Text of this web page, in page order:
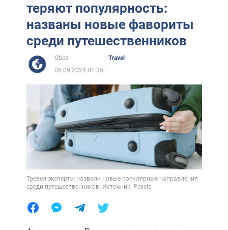
Азия
Африка
Жизнь
Лайфхаки
теряют популярность:
названы новые фавориты
среди путешественников
Oboz
Travel
05.09.2024 01:35
Тревел-эксперты назвали новые популярные направления
среди путешественников. Источник: Pexels